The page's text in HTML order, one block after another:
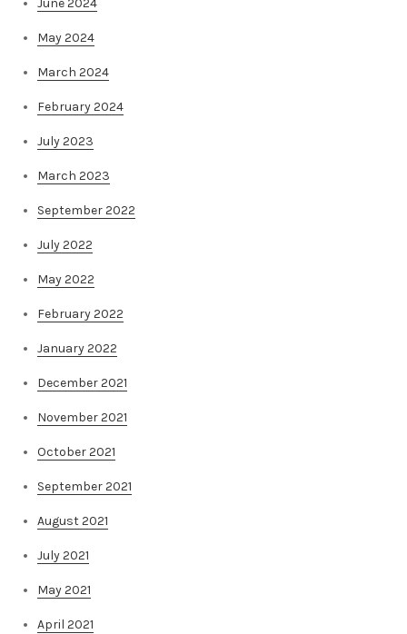
June 2024
May 2024
March 2024
February 2024
July 2023
March 2023
September 2022
July 2022
May 2022
February 2022
January 2022
December 2021
November 2021
October 2021
September 2021
August 2021
July 2021
May 2021
April 2021